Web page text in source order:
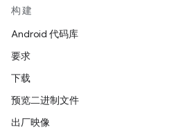
构建
Android 代码库
要求
下载
预览二进制文件
出厂映像